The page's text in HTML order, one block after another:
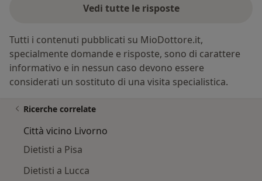
Vedi tutte le risposte
Tutti i contenuti pubblicati su MioDottore.it,
specialmente domande e risposte, sono di carattere
informativo e in nessun caso devono essere
considerati un sostituto di una visita specialistica.
Ricerche correlate
Città vicino Livorno
Dietisti a Pisa
Dietisti a Lucca